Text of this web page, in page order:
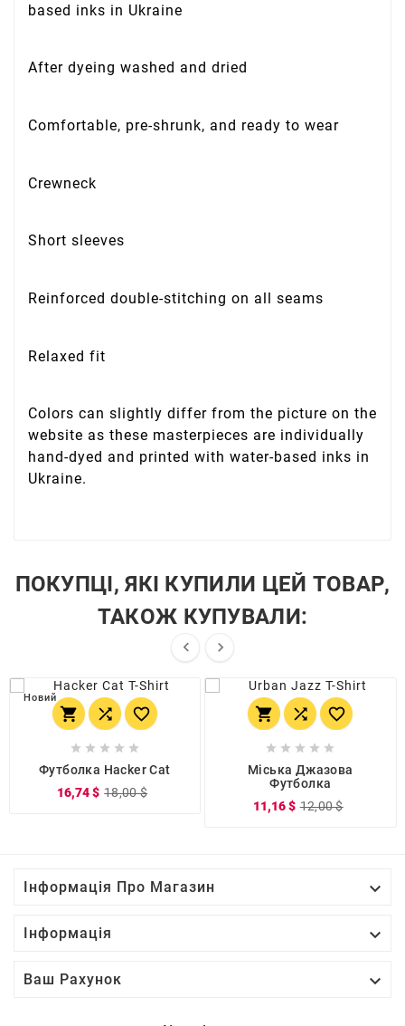
based inks in Ukraine
After dyeing washed and dried
Comfortable, pre-shrunk, and ready to wear
Crewneck
Short sleeves
Reinforced double-stitching on all seams
Relaxed fit
Colors can slightly differ from the picture on the
website as these masterpieces are individually
hand-dyed and printed with water-based inks in
Ukraine.
ПОКУПЦІ, ЯКІ КУПИЛИ ЦЕЙ ТОВАР,
ТАКОЖ КУПУВАЛИ:
 
Новий
  
    
Футболка Hacker Cat
16,74 $ 18,00 $
  
    
Міська Джазова
Футболка
11,16 $ 12,00 $
Інформація Про Магазин 
Інформація 
Ваш Рахунок 